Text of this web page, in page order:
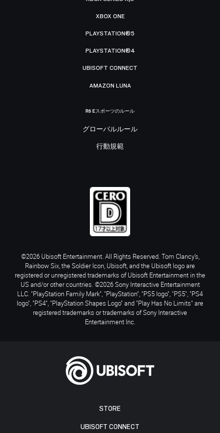
STORE
UBISOFT CONNECT
XBOX ONE
PLAYSTATION®5
PLAYSTATION®4
UBISOFT CONNECT
AMAZON LUNA
R6 Eスポーツのルール
グローバルルール
行動規範
©2026 Ubisoft Entertainment. All Rights Reserved. Tom Clancy’s,
Rainbow Six, the Soldier Icon, Ubisoft, and the Ubisoft logo are
registered or unregistered trademarks of Ubisoft Entertainment in the
US and/or other countries. ©2026 Sony Interactive Entertainment
LLC. "PlayStation Family Mark", "PlayStation", "PS5 logo", "PS5", "PS4
logo", "PS4", "PlayStation Shapes Logo" and "Play Has No Limits" are
registered trademarks or trademarks of Sony Interactive
Entertainment Inc.